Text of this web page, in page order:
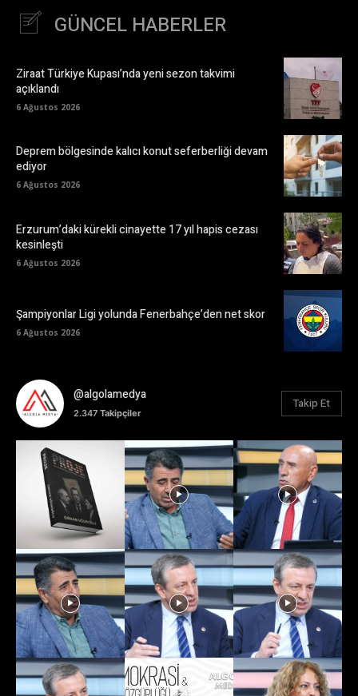
GÜNCEL HABERLER
Ziraat Türkiye Kupası’nda yeni sezon takvimi
açıklandı
6 Ağustos 2026
Deprem bölgesinde kalıcı konut seferberliği devam
ediyor
6 Ağustos 2026
Erzurum’daki kürekli cinayette 17 yıl hapis cezası
kesinleşti
6 Ağustos 2026
Şampiyonlar Ligi yolunda Fenerbahçe’den net skor
6 Ağustos 2026
@algolamedya
2.347 Takipçiler
Takip Et